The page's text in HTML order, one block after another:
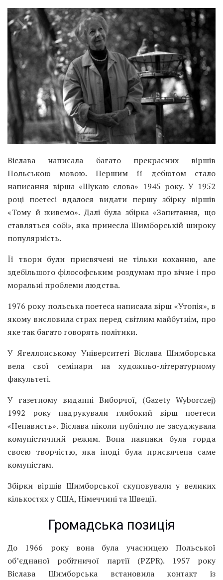
Віслава написала багато прекрасних віршів
Польською мовою. Першим її дебютом стало
написання вірша «Шукаю слова» 1945 року. У 1952
році поетесі вдалося видати першу збірку віршів
«Тому й живемо». Далі була збірка «Запитання, що
ставляться собі», яка принесла Шимборській широку
популярність.
Її твори були присвячені не тільки коханню, але
здебільшого філософським роздумам про вічне і про
моральні проблеми людства.
1976 року польська поетеса написала вірш «Утопія», в
якому висловила страх перед світлим майбутнім, про
яке так багато говорять політики.
У Ягеллонському Університеті Віслава Шимборська
вела свої семінари на художньо-літературному
факультеті.
У газетному виданні Виборчої, (Gazety Wyborczej)
1992 року надрукували глибокий вірш поетеси
«Ненависть». Віслава ніколи публічно не засуджувала
комуністичний режим. Вона навпаки була горда
своєю творчістю, яка іноді була присвячена саме
комуністам.
Збірки віршів Шимборської скуповували у великих
кількостях у США, Німеччині та Швеції.
Громадська позиція
До 1966 року вона була учасницею Польської
об’єднаної робітничої партії (PZPR). 1957 року
Віслава Шимборська встановила контакт із